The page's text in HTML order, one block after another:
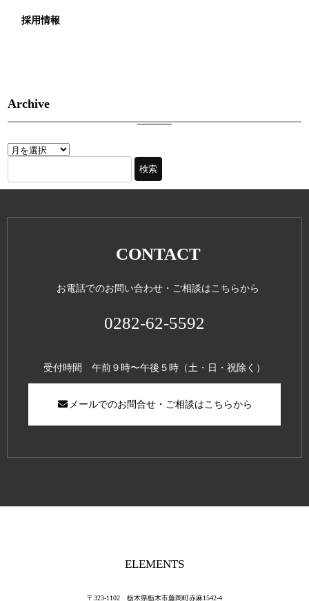
採用情報
Archive
CONTACT
お電話でのお問い合わせ・ご相談はこちらから
0282-62-5592
受付時間 午前９時〜午後５時（土・日・祝除く）
メールでのお問合せ・ご相談はこちらから
ELEMENTS
〒323-1102 栃木県栃木市藤岡町赤麻1542-4